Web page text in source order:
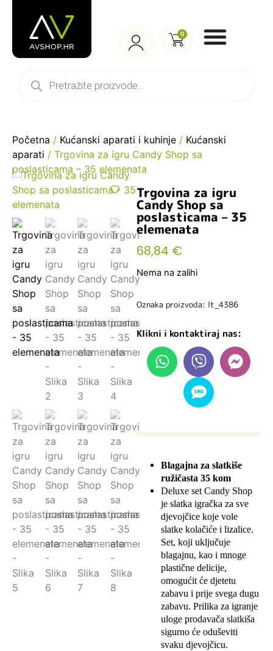
0
Početna / Kućanski aparati i kuhinje / Kućanski
aparati / Trgovina za igru Candy Shop sa
poslasticama – 35 elemenata
Trgovina za igru
Candy Shop sa
poslasticama – 35
elemenata
68,84 €
Nema na zalihi
Oznaka proizvoda: lt_4386
Klikni i kontaktiraj nas:
Blagajna za slatkiše
ružičasta 35 kom
Deluxe set Candy Shop
je slatka igračka za sve
djevojčice koje vole
slatke kolačiće i lizalice.
Set, koji uključuje
blagajnu, kao i mnoge
plastične delicije,
omogućit će djetetu
zabavu i prije svega dugu
zabavu. Prilika za igranje
uloge prodavača slatkiša
sigurno će oduševiti
svaku djevojčicu.